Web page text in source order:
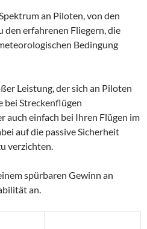
an Piloten, von den
erfahrenen Fliegern, die
Bedingung
Leistung, der sich an Piloten
bei Streckenflügen
auch einfach bei Ihren Flügen im
auf die passive Sicherheit
verzichten.
spürbaren Gewinn an
an.